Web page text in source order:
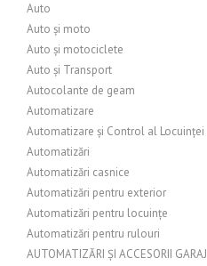
Auto
Auto și moto
Auto și motociclete
Auto și Transport
Autocolante de geam
Automatizare
Automatizare și Control al Locuinței
Automatizări
Automatizări casnice
Automatizări pentru exterior
Automatizări pentru locuințe
Automatizări pentru rulouri
AUTOMATIZĂRI ȘI ACCESORII GARAJ